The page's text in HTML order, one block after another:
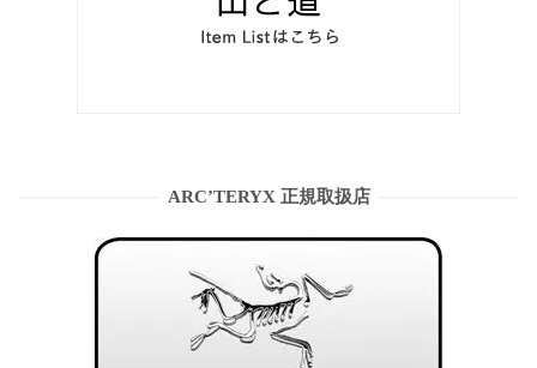
ARC’TERYX 正規取扱店